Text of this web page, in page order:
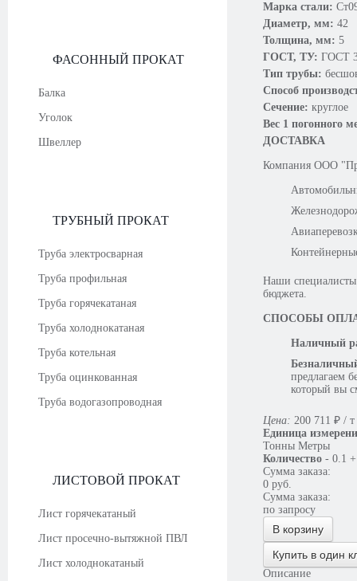
ФАСОННЫЙ ПРОКАТ
Балка
Уголок
Швеллер
ТРУБНЫЙ ПРОКАТ
Труба электросварная
Труба профильная
Труба горячекатаная
Труба холоднокатаная
Труба котельная
Труба оцинкованная
Труба водогазопроводная
ЛИСТОВОЙ ПРОКАТ
Лист горячекатаный
Лист просечно-вытяжной ПВЛ
Лист холоднокатаный
Марка стали:
Диаметр, мм: 42
Толщина, мм: 5
ГОСТ, ТУ: ГОСТ
Тип трубы:
Способ
Сечение: круглое
Вес 1 погонного
ДОСТАВКА
Компания OOO
Наши специалисты
бюджета.
СПОСОБЫ
Наличный
предлагаем
который вы
Цена: 200 711 ₽ / т
Единица
Тонны Метры
Количество - 0.1 +
Сумма заказа:
0 руб.
Сумма заказа:
по запросу
В корзину
Купить в один
Описание